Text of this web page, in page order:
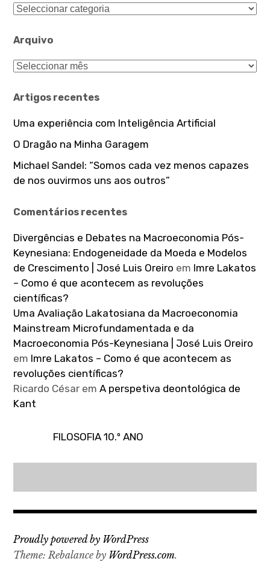
Categorias
Arquivo
Arquivo
Artigos recentes
Uma experiência com Inteligência Artificial
O Dragão na Minha Garagem
Michael Sandel: “Somos cada vez menos capazes
de nos ouvirmos uns aos outros”
Comentários recentes
Divergências e Debates na Macroeconomia Pós-
Keynesiana: Endogeneidade da Moeda e Modelos
de Crescimento | José Luis Oreiro em Imre Lakatos
– Como é que acontecem as revoluções
científicas?
Uma Avaliação Lakatosiana da Macroeconomia
Mainstream Microfundamentada e da
Macroeconomia Pós-Keynesiana | José Luis Oreiro
em Imre Lakatos – Como é que acontecem as
revoluções científicas?
Ricardo César emA perspetiva deontológica de
Kant
FILOSOFIA 10.º ANO
Proudly powered by WordPress
Theme: Rebalance by WordPress.com.